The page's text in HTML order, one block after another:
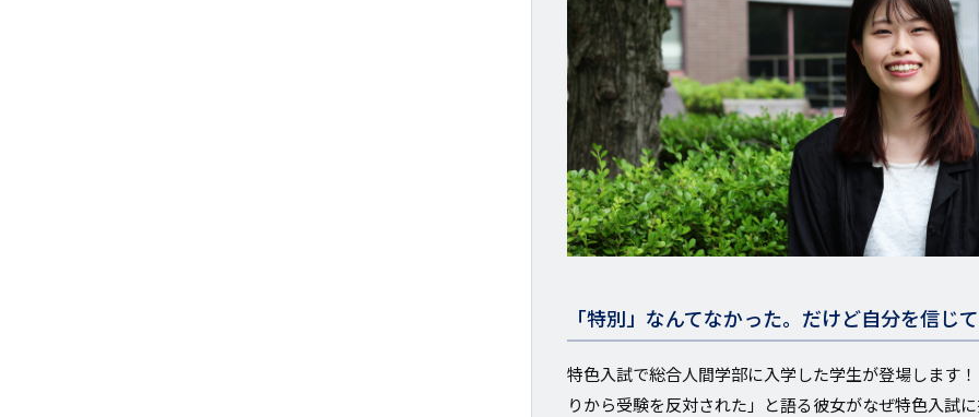
「特別」なんてなかった。だけど自分を信じ
特色入試で総合人間学部に入学した学生が登場します
りから受験を反対された」と語る彼女がなぜ特色入試